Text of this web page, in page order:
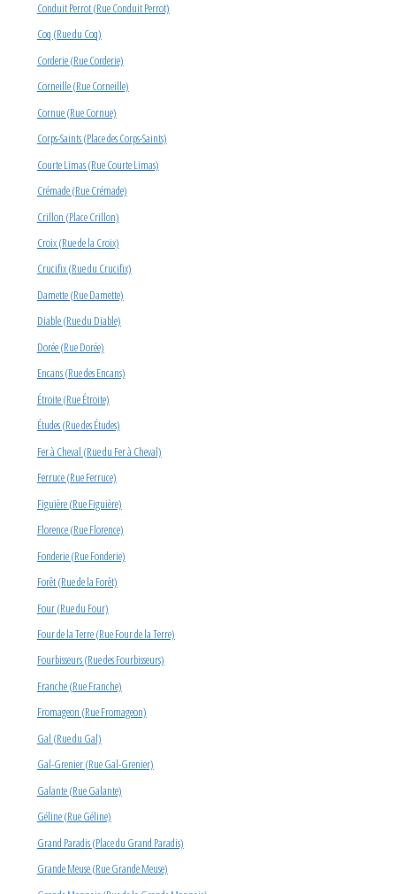
Conduit Perrot (Rue Conduit Perrot)
Coq (Rue du Coq)
Corderie (Rue Corderie)
Corneille (Rue Corneille)
Cornue (Rue Cornue)
Corps-Saints (Place des Corps-Saints)
Courte Limas (Rue Courte Limas)
Crémade (Rue Crémade)
Crillon (Place Crillon)
Croix (Rue de la Croix)
Crucifix (Rue du Crucifix)
Damette (Rue Damette)
Diable (Rue du Diable)
Dorée (Rue Dorée)
Encans (Rue des Encans)
Étroite (Rue Étroite)
Études (Rue des Études)
Fer à Cheval (Rue du Fer à Cheval)
Ferruce (Rue Ferruce)
Figuière (Rue Figuière)
Florence (Rue Florence)
Fonderie (Rue Fonderie)
Forêt (Rue de la Forêt)
Four (Rue du Four)
Four de la Terre (Rue Four de la Terre)
Fourbisseurs (Rue des Fourbisseurs)
Franche (Rue Franche)
Fromageon (Rue Fromageon)
Gal (Rue du Gal)
Gal-Grenier (Rue Gal-Grenier)
Galante (Rue Galante)
Géline (Rue Géline)
Grand Paradis (Place du Grand Paradis)
Grande Meuse (Rue Grande Meuse)